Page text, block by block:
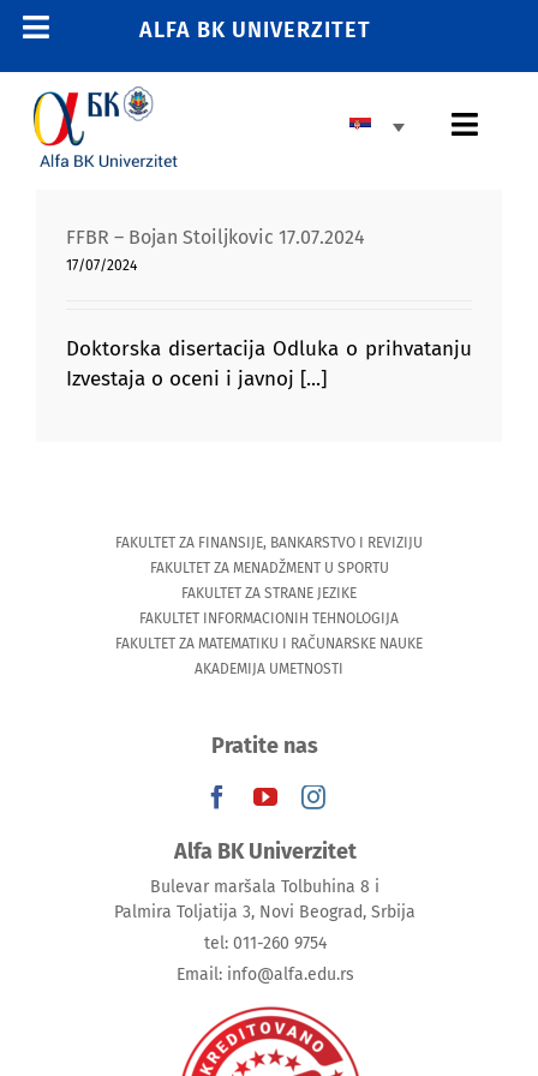
Skip
content
Toggle
Navigation
POČETNA
E-STUDENT
E-ZAPOSLENI
info@alfa.edu.rs
ALFA BK UNIVERZITET
MASTER STUDIJE
DOKTORSKE STUDIJE
FFBR – Bojan Stoiljkovic 17.07.2024
17/07/2024
Doktorska disertacija Odluka o prihvatanju
Izvestaja o oceni i javnoj [...]
FAKULTET ZA FINANSIJE, BANKARSTVO I REVIZIJU
FAKULTET ZA MENADŽMENT U SPORTU
FAKULTET ZA STRANE JEZIKE
FAKULTET INFORMACIONIH TEHNOLOGIJA
FAKULTET ZA MATEMATIKU I RAČUNARSKE NAUKE
AKADEMIJA UMETNOSTI
Pratite nas
Alfa BK Univerzitet
Bulevar maršala Tolbuhina 8 i
Palmira Toljatija 3, Novi Beograd, Srbija
tel: 011-260 9754
Email: info@alfa.edu.rs